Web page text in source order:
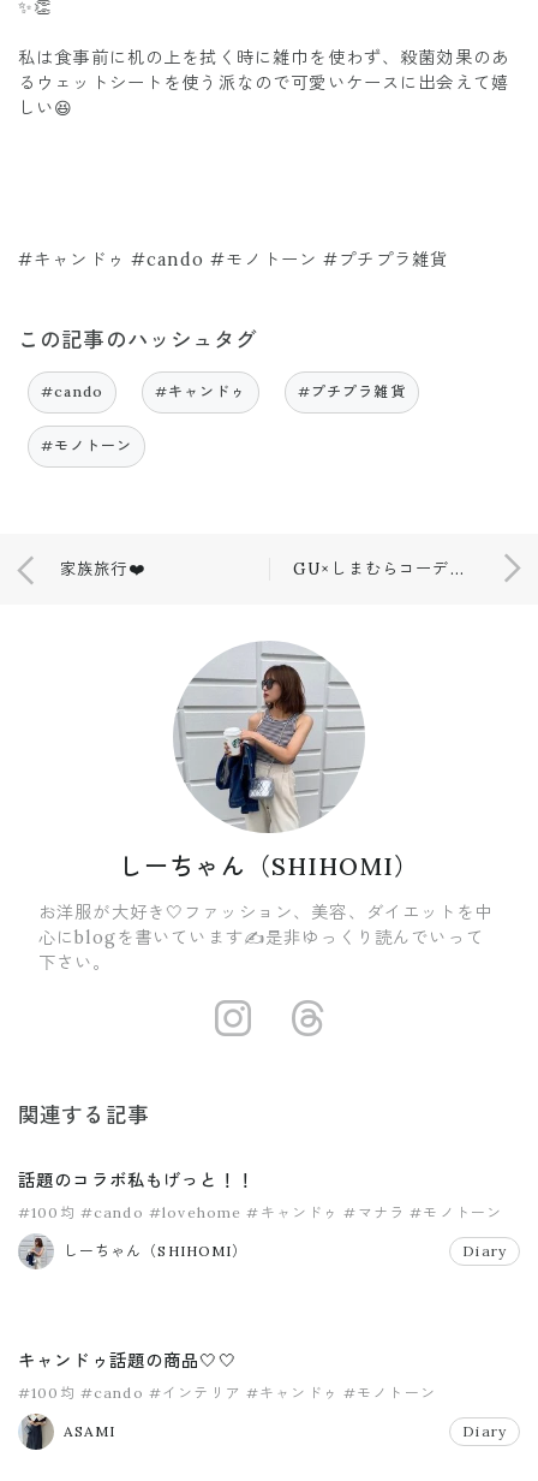
✨👏
私は食事前に机の上を拭く時に雑巾を使わず、殺菌効果のあ
るウェットシートを使う派なので可愛いケースに出会えて嬉
しい😆
#キャンドゥ #cando #モノトーン #プチプラ雑貨
この記事のハッシュタグ
#cando #キャンドゥ #プチプラ雑貨
#モノトーン
家族旅行❤️ GU×しまむらコーデ❤️👏
しーちゃん（SHIHOMI）
お洋服が大好き🤍ファッション、美容、ダイエットを中
心にblogを書いています✍️是非ゆっくり読んでいって
下さい。
https://
関連する記事
話題のコラボ私もげっと！！
#100均 #cando #lovehome #キャンドゥ #マナラ #モノトーン
しーちゃん（SHIHOMI） Diary
キャンドゥ話題の商品🤍🤍
#100均 #cando #インテリア #キャンドゥ #モノトーン
ASAMI Diary